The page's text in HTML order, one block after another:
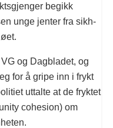
begikk
unge jenter fra sikh-
og Dagbladet, og
for å gripe inn i frykt
uttalte at de fryktet
cohesion) om